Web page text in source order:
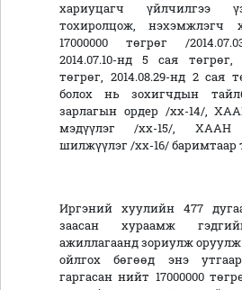
хариуцагч үйлчилгээ
тохиролцож, нэхэмжлэгч
17000000 төгрөг /
2014.07.10-нд 5 сая төгрөг,
төгрөг, 2014.08.29-нд 2 сая
болох нь зохигчдын
зарлагын ордер /хх-14/,
мэдүүлэг /хх-15/,
шилжүүлэг /хх-16/ баримтаар
Иргэний хуулийн 477
заасан хураамж
ажиллагаанд зориулж
ойлгох бөгөөд энэ
гаргасан нийт 17000000